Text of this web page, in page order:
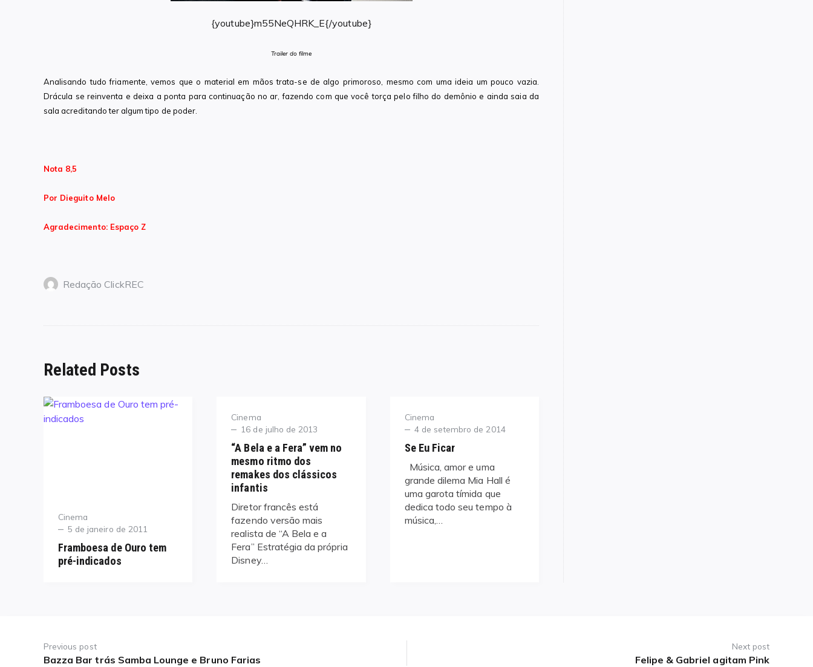
{youtube}m55NeQHRK_E{/youtube}
Trailer do filme
Analisando tudo friamente, vemos que o material em mãos trata-se de algo primoroso, mesmo com uma ideia um pouco vazia.
Drácula se reinventa e deixa a ponta para continuação no ar, fazendo com que você torça pelo filho do demônio e ainda saia da
sala acreditando ter algum tipo de poder.
Nota 8,5
Por Dieguito Melo
Agradecimento: Espaço Z
Redação ClickREC
Related Posts
Category
Cinema
Posted
5 de janeiro de 2011
Framboesa de Ouro tem
pré-indicados
Category
Cinema
Posted
16 de julho de 2013
“A Bela e a Fera” vem no
mesmo ritmo dos
remakes dos clássicos
infantis
Diretor francês está
fazendo versão mais
realista de “A Bela e a
Fera” Estratégia da própria
Disney…
Category
Cinema
Posted
4 de setembro de 2014
Se Eu Ficar
Música, amor e uma
grande dilema Mia Hall é
uma garota tímida que
dedica todo seu tempo à
música,…
de
Previous post
Previous
Bazza Bar trás Samba Lounge e Bruno Farias
Next post
Felipe & Gabriel agitam Pink